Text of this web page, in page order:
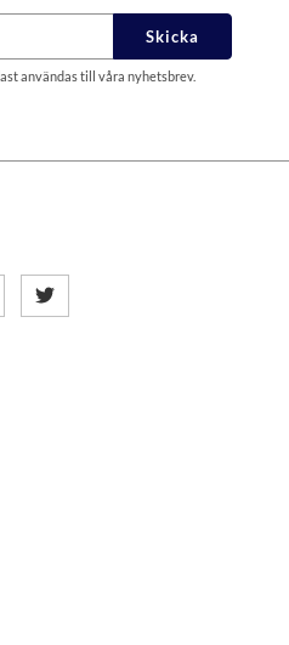
Skicka
användas till våra nyhetsbrev.